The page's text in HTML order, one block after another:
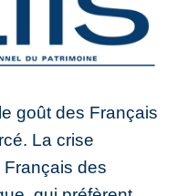
goût des Français
La crise
des